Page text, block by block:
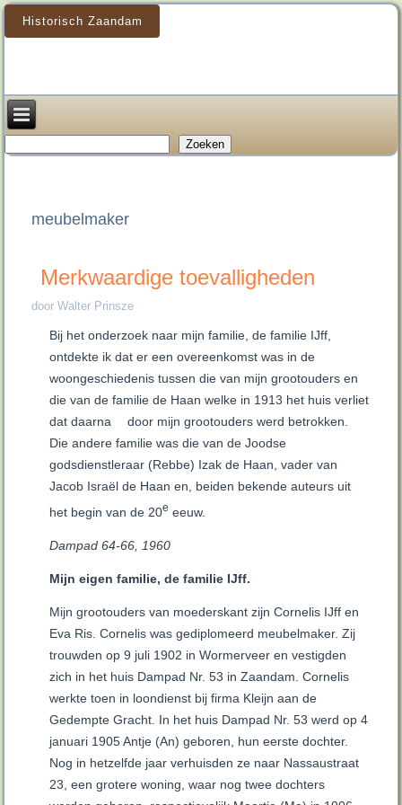
Historisch Zaandam
Zoeken
meubelmaker
Merkwaardige toevalligheden
door Walter Prinsze
Bij het onderzoek naar mijn familie, de familie IJff,
ontdekte ik dat er een overeenkomst was in de
woongeschiedenis tussen die van mijn grootouders en
die van de familie de Haan welke in 1913 het huis verliet
dat daarna
door mijn grootouders werd betrokken.
Die andere familie was die van de Joodse
godsdienstleraar (Rebbe) Izak de Haan, vader van
Jacob Israël de Haan en, beiden bekende auteurs uit
het begin van de 20e eeuw.
Dampad 64-66, 1960
Mijn eigen familie, de familie IJff.
Mijn grootouders van moederskant zijn Cornelis IJff en
Eva Ris. Cornelis was gediplomeerd meubelmaker. Zij
trouwden op 9 juli 1902 in Wormerveer en vestigden
zich in het huis Dampad Nr. 53 in Zaandam. Cornelis
werkte toen in loondienst bij firma Kleijn aan de
Gedempte Gracht. In het huis Dampad Nr. 53 werd op 4
januari 1905 Antje (An) geboren, hun eerste dochter.
Nog in hetzelfde jaar verhuisden ze naar Nassaustraat
23, een grotere woning, waar nog twee dochters